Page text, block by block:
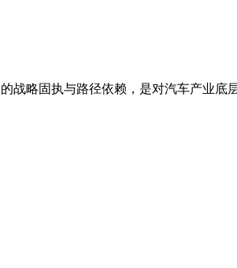
略固执与路径依赖，是对汽车产业底